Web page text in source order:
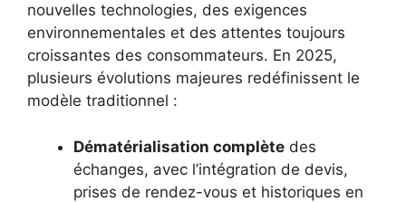
nouvelles technologies, des exigences
environnementales et des attentes toujours
croissantes des consommateurs. En 2025,
plusieurs évolutions majeures redéfinissent le
modèle traditionnel :
Dématérialisation complète des
échanges, avec l’intégration de devis,
prises de rendez-vous et historiques en